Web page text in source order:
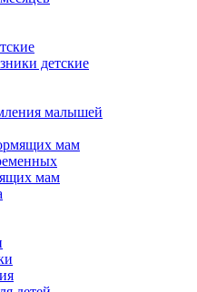
детские
малышей
мам
мам